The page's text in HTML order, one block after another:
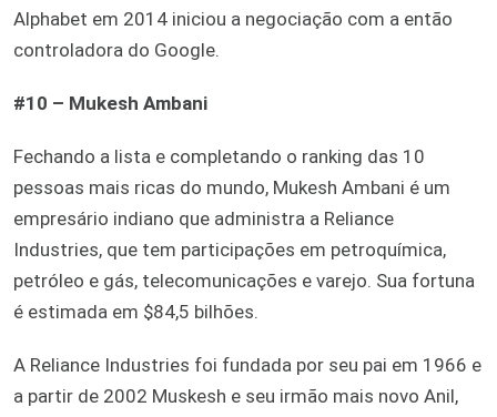
Alphabet em 2014 iniciou a negociação com a então
controladora do Google.
#10 – Mukesh Ambani
Fechando a lista e completando o ranking das 10
pessoas mais ricas do mundo, Mukesh Ambani é um
empresário indiano que administra a Reliance
Industries, que tem participações em petroquímica,
petróleo e gás, telecomunicações e varejo. Sua fortuna
é estimada em $84,5 bilhões.
A Reliance Industries foi fundada por seu pai em 1966 e
a partir de 2002 Muskesh e seu irmão mais novo Anil,